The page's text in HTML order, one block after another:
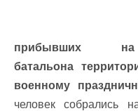
прибывших
батальона
военному
человек собрались